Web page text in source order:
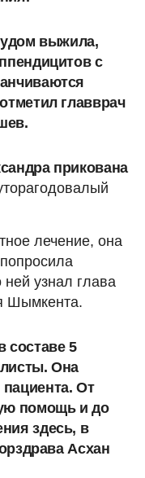
выжила,
с
главврач
прикована
лечение, она
узнал глава
Шымкента.
составе 5
Она
От
помощь и до
здесь, в
Асхан